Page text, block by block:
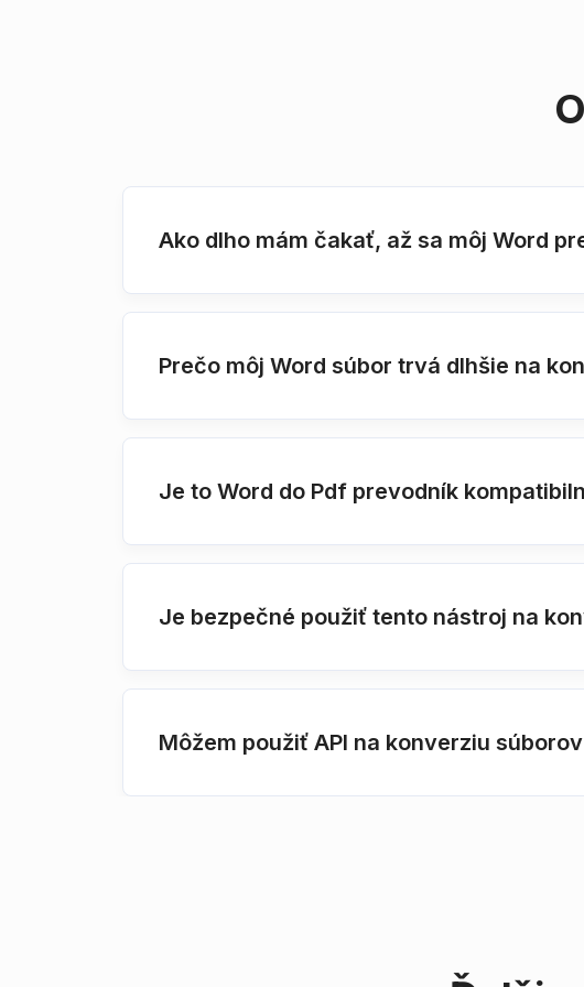
Ako dlho mám čakať, až sa môj Word
Prečo môj Word súbor trvá dlhšie na
Je to Word do Pdf prevodník
Je bezpečné použiť tento nástroj na
Môžem použiť API na konverziu